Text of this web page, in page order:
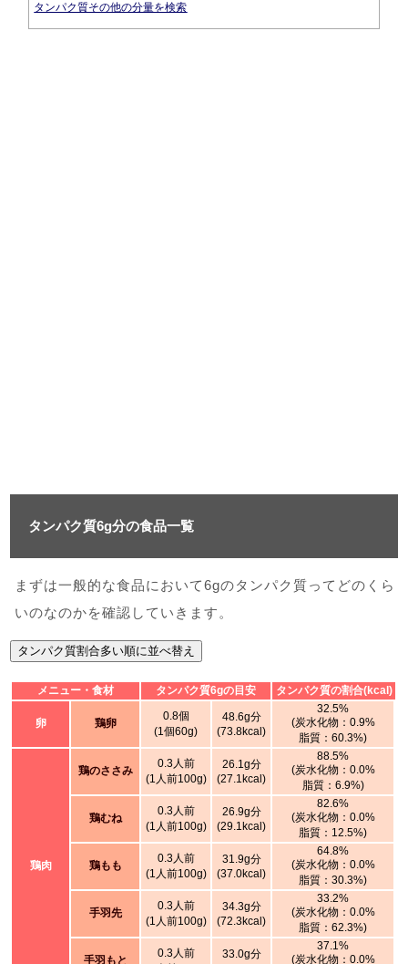
タンパク質その他の分量を検索
タンパク質6g分の食品一覧
まずは一般的な食品において6gのタンパク質ってどのくら
いのなのかを確認していきます。
タンパク質割合多い順に並べ替え
メニュー・食材 タンパク質6gの目安 タンパク質の割合(kcal)
卵 鶏卵
0.8個
(1個60g)
48.6g分
(73.8kcal)
32.5%
(炭水化物：0.9%
脂質：60.3%)
鶏肉
鶏のささみ
0.3人前
(1人前100g)
26.1g分
(27.1kcal)
88.5%
(炭水化物：0.0%
脂質：6.9%)
鶏むね
0.3人前
(1人前100g)
26.9g分
(29.1kcal)
82.6%
(炭水化物：0.0%
脂質：12.5%)
鶏もも
0.3人前
(1人前100g)
31.9g分
(37.0kcal)
64.8%
(炭水化物：0.0%
脂質：30.3%)
手羽先
0.3人前
(1人前100g)
34.3g分
(72.3kcal)
33.2%
(炭水化物：0.0%
脂質：62.3%)
手羽もと
0.3人前
33.0g分
37.1%
(炭水化物：0.0%